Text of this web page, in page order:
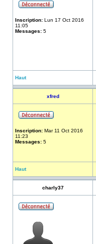
Inscription: Lun 17 Oct 2016
11:05
Messages: 5
Haut
xfred
Inscription: Mar 11 Oct 2016
11:23
Messages: 5
Haut
charly37